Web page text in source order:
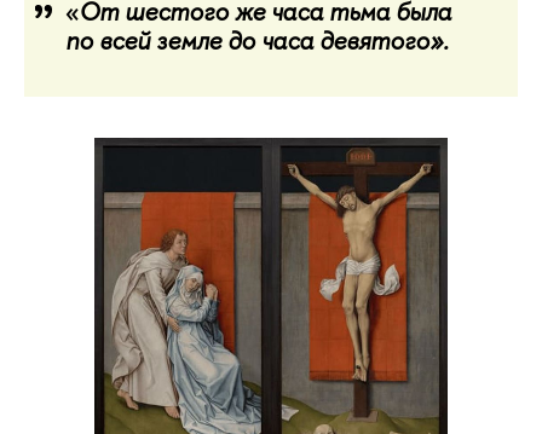
«От шестого же часа тьма была
по всей земле до часа девятого».